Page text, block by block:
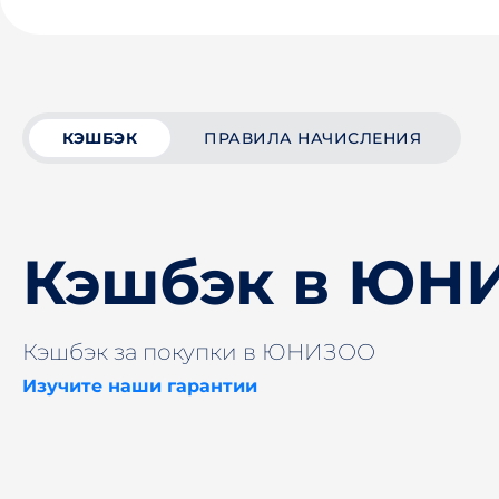
КЭШБЭК ПРАВИЛА НАЧИСЛЕНИЯ
Кэшбэк в
Кэшбэк за покупки в ЮНИЗОО
Изучите наши гарантии